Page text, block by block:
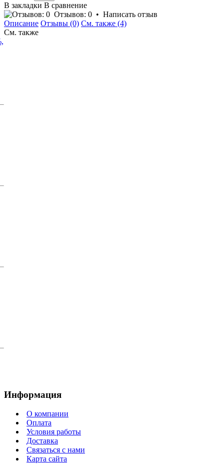
В закладки В сравнение
Отзывов: 0 • Написать отзыв
Описание Отзывы (0) См. также (4)
См. также
Информация
О компании
Оплата
Условия работы
Доставка
Связаться с нами
Карта сайта